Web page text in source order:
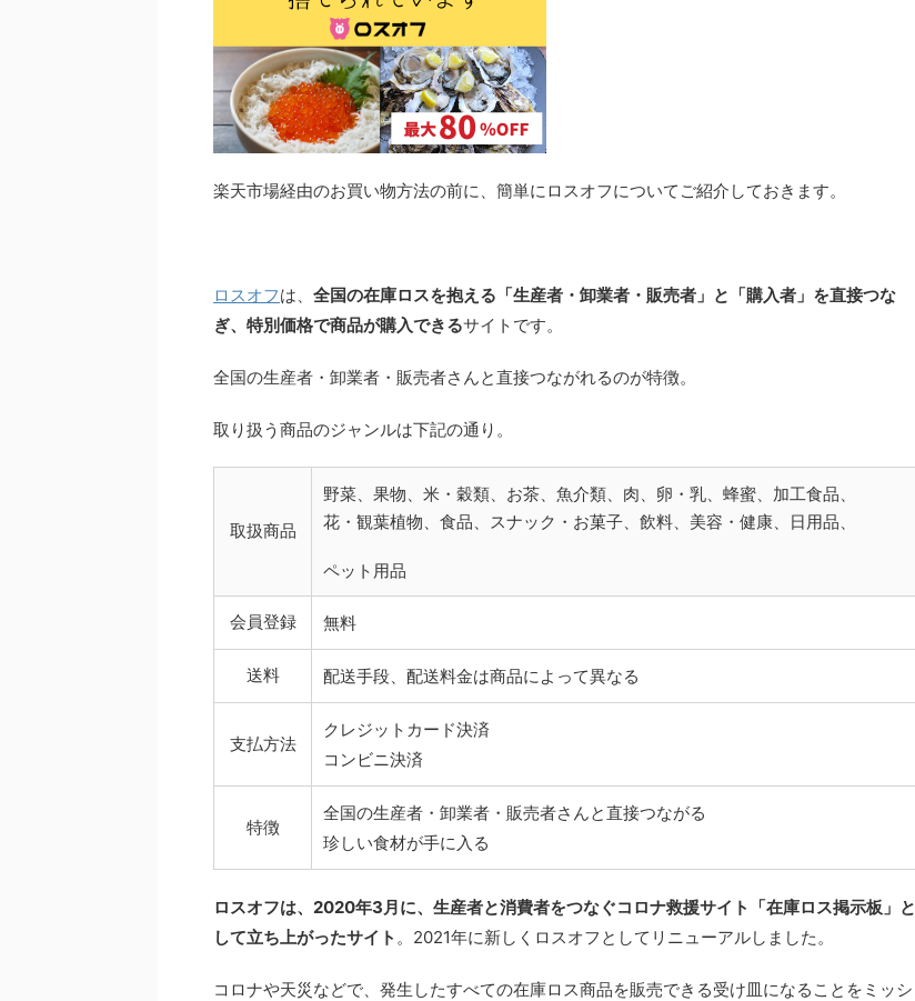
楽天市場経由のお買い物方法の前に、簡単にロスオフについてご紹介しておきます。
ロスオフは、 全国の在庫ロスを抱える「生産者・卸業者・販売者」と「購入者」を直接つな
ぎ、特別価格で商品が購入できるサイトです。
全国の生産者・卸業者・販売者さんと直接つながれるのが特徴。
取り扱う商品のジャンルは下記の通り。
取扱商品
野菜、果物、米・穀類、お茶、魚介類、肉、卵・乳、蜂蜜、加工食品、
花・観葉植物、食品、スナック・お菓子、飲料、美容・健康、日用品、
ペット用品
会員登録 無料
送料 配送手段、配送料金は商品によって異なる
支払方法
クレジットカード決済
コンビニ決済
特徴
全国の生産者・卸業者・販売者さんと直接つながる
珍しい食材が手に入る
ロスオフは、2020年3月に、生産者と消費者をつなぐコロナ救援サイト「在庫ロス掲示板」と
して立ち上がったサイト 。2021年に新しくロスオフとしてリニューアルしました。
コロナや天災などで、発生したすべての在庫ロス商品を販売できる受け皿になることをミッシ